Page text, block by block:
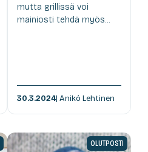
mutta grillissä voi
mainiosti tehdä myös...
30.3.2024| Anikó Lehtinen
OLUTPOSTI